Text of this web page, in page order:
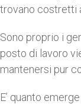
trovano costretti
Sono proprio i
posto di lavoro
mantenersi pur
E’ quanto